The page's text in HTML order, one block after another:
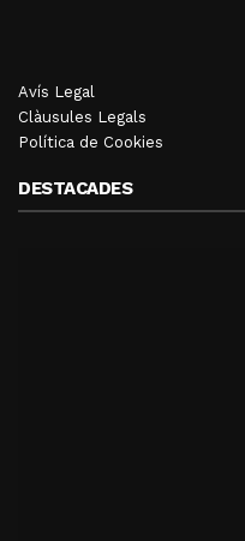
Avís Legal
Clàusules Legals
Política de Cookies
DESTACADES